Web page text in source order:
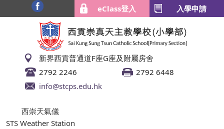
eClass登入 入學申請
新界西貢普通道F座G座及附屬房舍
2792 2246
2792 6448
info@stcps.edu.hk
西崇天氣儀
STS Weather Station